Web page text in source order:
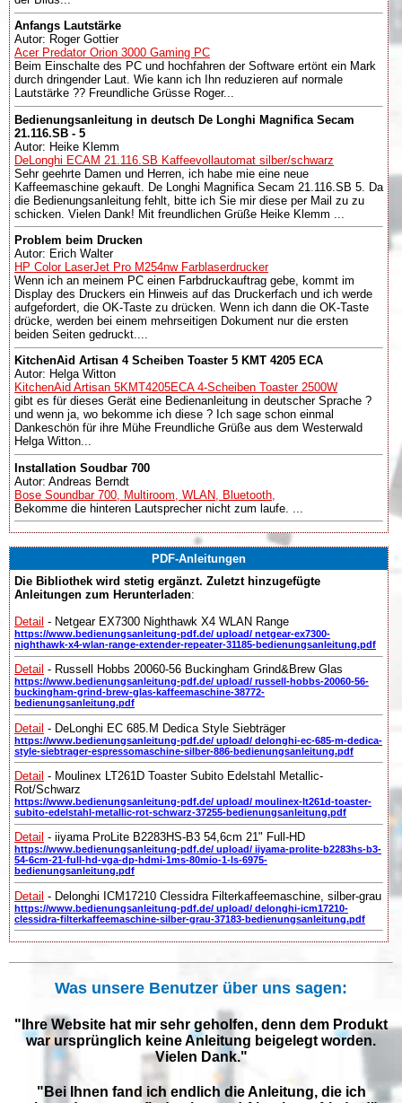
Anfangs Lautstärke
Autor: Roger Gottier
Acer Predator Orion 3000 Gaming PC
Beim Einschalte des PC und hochfahren der Software ertönt ein Mark
durch dringender Laut. Wie kann ich Ihn reduzieren auf normale
Lautstärke ?? Freundliche Grüsse Roger...
Bedienungsanleitung in deutsch De Longhi Magnifica Secam
21.116.SB - 5
Autor: Heike Klemm
DeLonghi ECAM 21.116.SB Kaffeevollautomat silber/schwarz
Sehr geehrte Damen und Herren, ich habe mie eine neue
Kaffeemaschine gekauft. De Longhi Magnifica Secam 21.116.SB 5. Da
die Bedienungsanleitung fehlt, bitte ich Sie mir diese per Mail zu zu
schicken. Vielen Dank! Mit freundlichen Grüße Heike Klemm ...
Problem beim Drucken
Autor: Erich Walter
HP Color LaserJet Pro M254nw Farblaserdrucker
Wenn ich an meinem PC einen Farbdruckauftrag gebe, kommt im
Display des Druckers ein Hinweis auf das Druckerfach und ich werde
aufgefordert, die OK-Taste zu drücken. Wenn ich dann die OK-Taste
drücke, werden bei einem mehrseitigen Dokument nur die ersten
beiden Seiten gedruckt....
KitchenAid Artisan 4 Scheiben Toaster 5 KMT 4205 ECA
Autor: Helga Witton
KitchenAid Artisan 5KMT4205ECA 4-Scheiben Toaster 2500W
gibt es für dieses Gerät eine Bedienanleitung in deutscher Sprache ?
und wenn ja, wo bekomme ich diese ? Ich sage schon einmal
Dankeschön für ihre Mühe Freundliche Grüße aus dem Westerwald
Helga Witton...
Installation Soudbar 700
Autor: Andreas Berndt
Bose Soundbar 700, Multiroom, WLAN, Bluetooth,
Bekomme die hinteren Lautsprecher nicht zum laufe. ...
PDF-Anleitungen
Die Bibliothek wird stetig ergänzt. Zuletzt hinzugefügte
Anleitungen zum Herunterladen:
Detail - Netgear EX7300 Nighthawk X4 WLAN Range
https://www.bedienungsanleitung-pdf.de/ upload/ netgear-ex7300-
nighthawk-x4-wlan-range-extender-repeater-31185-bedienungsanleitung.pdf
Detail - Russell Hobbs 20060-56 Buckingham Grind&Brew Glas
https://www.bedienungsanleitung-pdf.de/ upload/ russell-hobbs-20060-56-
buckingham-grind-brew-glas-kaffeemaschine-38772-
bedienungsanleitung.pdf
Detail - DeLonghi EC 685.M Dedica Style Siebträger
https://www.bedienungsanleitung-pdf.de/ upload/ delonghi-ec-685-m-dedica-
style-siebtrager-espressomaschine-silber-886-bedienungsanleitung.pdf
Detail - Moulinex LT261D Toaster Subito Edelstahl Metallic-
Rot/Schwarz
https://www.bedienungsanleitung-pdf.de/ upload/ moulinex-lt261d-toaster-
subito-edelstahl-metallic-rot-schwarz-37255-bedienungsanleitung.pdf
Detail - iiyama ProLite B2283HS-B3 54,6cm 21" Full-HD
https://www.bedienungsanleitung-pdf.de/ upload/ iiyama-prolite-b2283hs-b3-
54-6cm-21-full-hd-vga-dp-hdmi-1ms-80mio-1-ls-6975-
bedienungsanleitung.pdf
Detail - Delonghi ICM17210 Clessidra Filterkaffeemaschine, silber-grau
https://www.bedienungsanleitung-pdf.de/ upload/ delonghi-icm17210-
clessidra-filterkaffeemaschine-silber-grau-37183-bedienungsanleitung.pdf
Was unsere Benutzer über uns sagen:
"Ihre Website hat mir sehr geholfen, denn dem Produkt
war ursprünglich keine Anleitung beigelegt worden.
Vielen Dank."
"Bei Ihnen fand ich endlich die Anleitung, die ich